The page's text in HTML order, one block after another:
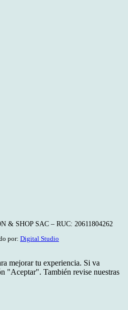
& SHOP SAC – RUC: 20611804262
por: Digital Studio
mejorar tu experiencia. Si va
"Aceptar". También revise nuestras